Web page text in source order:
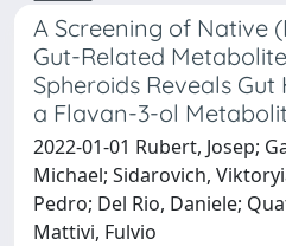
A Screening of Native
Gut-Related
Spheroids Reveals
a Flavan-3-ol
2022-01-01 Rubert, Josep;
Michael; Sidarovich,
Pedro; Del Rio, Daniele;
Mattivi, Fulvio